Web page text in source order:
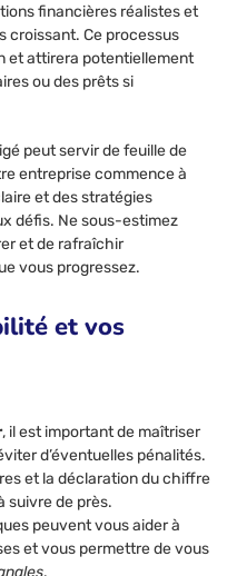
financières réalistes et
croissant. Ce processus
et attirera potentiellement
ou des prêts si
peut servir de feuille de
entreprise commence à
et des stratégies
défis. Ne sous-estimez
et de rafraîchir
vous progressez.
et vos
, il est important de maîtriser
d’éventuelles pénalités.
et la déclaration du chiffre
suivre de près.
peuvent vous aider à
et vous permettre de vous